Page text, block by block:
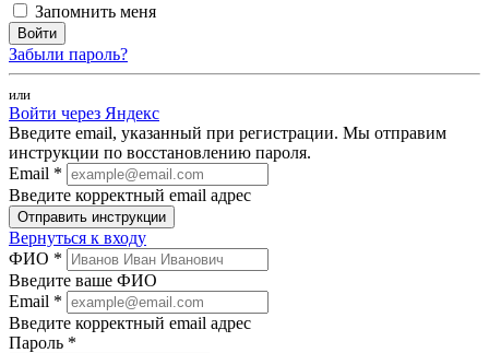
Запомнить меня
Войти
Забыли пароль?
или
Войти через Яндекс
Введите email, указанный при регистрации. Мы отправим
инструкции по восстановлению пароля.
Email *
Введите корректный email адрес
Отправить инструкции
Вернуться к входу
ФИО *
Введите ваше ФИО
Email *
Введите корректный email адрес
Пароль *